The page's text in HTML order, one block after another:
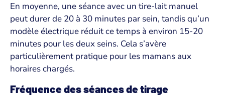
En moyenne, une séance avec un tire-lait manuel
peut durer de 20 à 30 minutes par sein, tandis qu’un
modèle électrique réduit ce temps à environ 15-20
minutes pour les deux seins. Cela s’avère
particulièrement pratique pour les mamans aux
horaires chargés.
Fréquence des séances de tirage